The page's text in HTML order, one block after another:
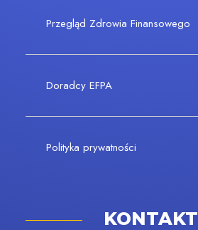
Przegląd Zdrowia Finansowego
Doradcy EFPA
Polityka prywatności
KONTAKT